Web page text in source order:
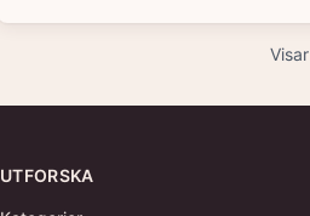
Visar
UTFORSKA